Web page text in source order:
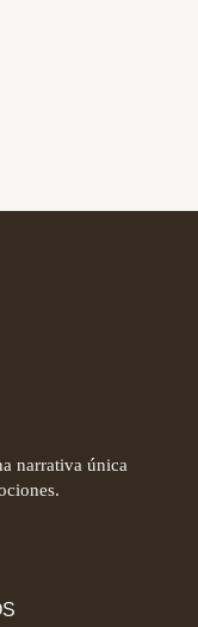
narrativa única